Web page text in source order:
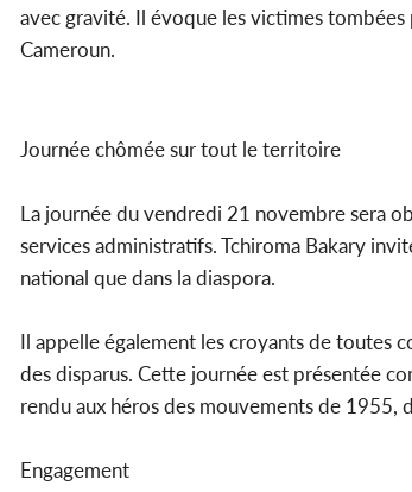
avec gravité. Il évoque les victimes
Cameroun.
Journée chômée sur tout le territoire
La journée du vendredi 21 novembre sera
services administratifs. Tchiroma Bakary
national que dans la diaspora.
Il appelle également les croyants de toutes
des disparus. Cette journée est présentée
rendu aux héros des mouvements de
Engagement